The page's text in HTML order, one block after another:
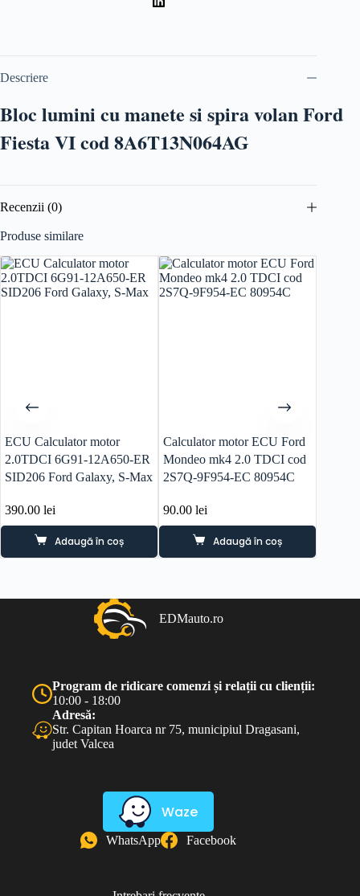
Descriere
Bloc lumini cu manete si spira volan Ford
Fiesta VI cod 8A6T13N064AG
Recenzii (0)
Produse similare
ECU Calculator motor
2.0TDCI 6G91-12A650-ER
SID206 Ford Galaxy, S-Max
390.00 lei
Adaugă în coș
Calculator motor ECU Ford
Mondeo mk4 2.0 TDCI cod
2S7Q-9F954-EC 80954C
90.00lei
Adaugă în coș
EDMauto.ro
Program de ridicare comenzi și relații cu clienții:
10:00 - 18:00
Adresă:
Str. Capitan Hoarca nr 75, municipiul Dragasani,
judet Valcea
Waze
WhatsApp Facebook